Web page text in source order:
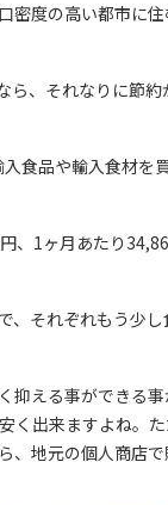
密度の高い都市に
、それなりに節約
食品や輸入食材を
、1ヶ月あたり
、それぞれもう少
抑える事ができる
く出来ますよね。
、地元の個人商店